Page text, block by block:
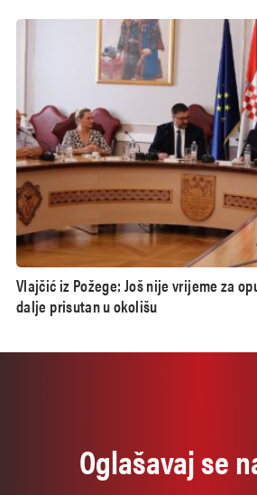
Vlajčić iz Požege: Još nije vrijeme za
dalje prisutan u okolišu
Oglašavaj se